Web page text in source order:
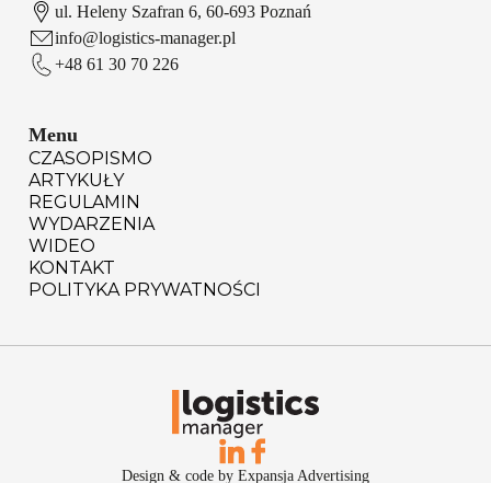
ul. Heleny Szafran 6, 60-693 Poznań
info@logistics-manager.pl
+48 61 30 70 226
Menu
CZASOPISMO
ARTYKUŁY
REGULAMIN
WYDARZENIA
WIDEO
KONTAKT
POLITYKA PRYWATNOŚCI
Design & code by Expansja Advertising